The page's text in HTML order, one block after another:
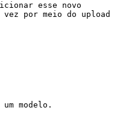
esse novo
por meio do upload
modelo.